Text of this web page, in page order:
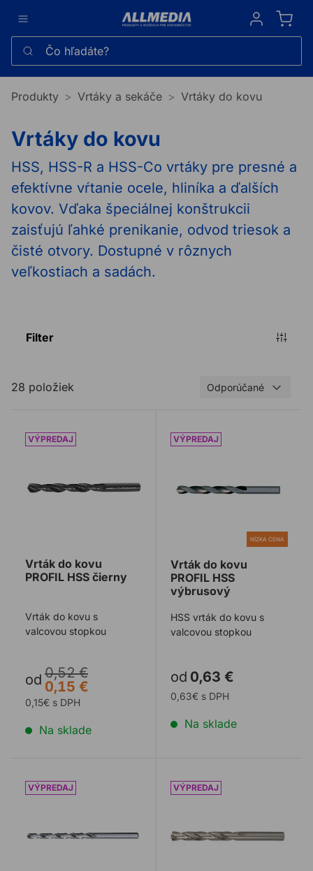
Sign in
Čo hľadáte?
Produkty Vrtáky a sekáče Vrtáky do kovu
Vrtáky do kovu
HSS, HSS-R a HSS-Co vrtáky pre presné a
efektívne vŕtanie ocele, hliníka a ďalších
kovov. Vďaka špeciálnej konštrukcii
zaisťujú ľahké prenikanie, odvod triesok a
čisté otvory. Dostupné v rôznych
veľkostiach a sadách.
Filter
28 položiek Odporúčané
Vrták do kovu PROFIL HSS čierny
Vrták do kovu
PROFIL HSS čierny
Vrták do kovu s
valcovou stopkou
od 0,52 €
0,15 €
0,15€ s DPH
Na sklade
Vrták do kovu PROFIL
NÍZKA CENA
Vrták do kovu
PROFIL HSS
výbrusový
HSS vrták do kovu s
valcovou stopkou
od 0,63 €
0,63€ s DPH
Na sklade
Vrták do kovu PROFIL HSS výbrusový predĺžený
Vrták do kovu PROFIL